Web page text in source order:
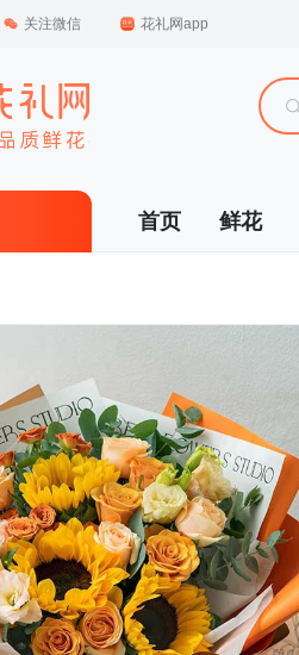
关注微信 花礼网app
首页 鲜花